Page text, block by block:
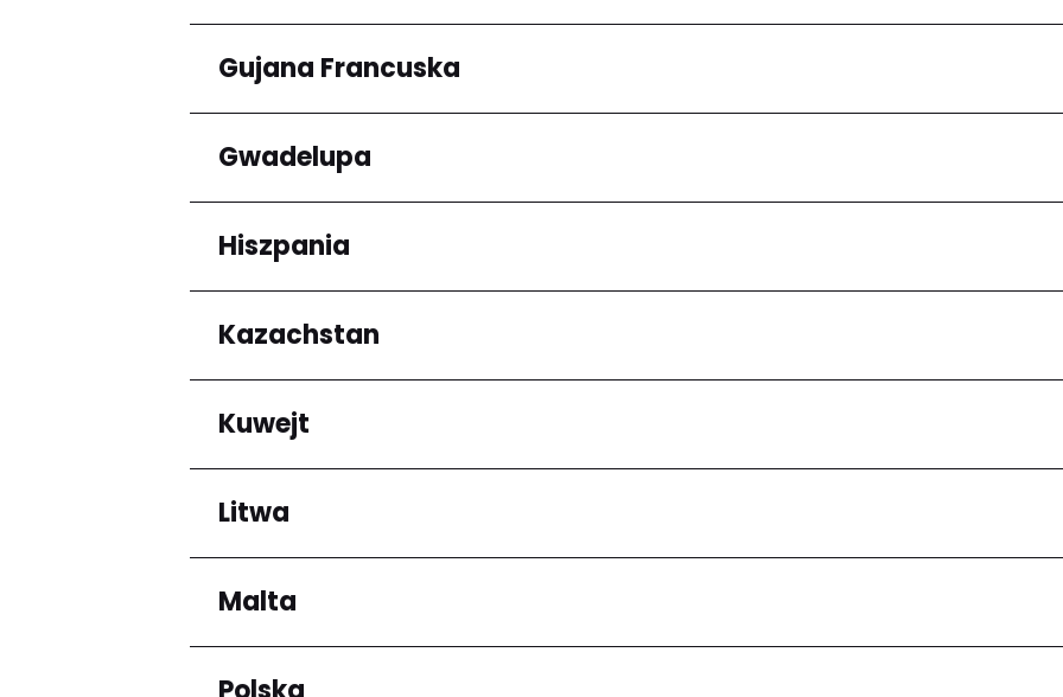
Kair
Regiony
Harju maakond
Tartu maakond
Gujana Francuska
Regiony
Arrondissement de Cayenne
Gwadelupa
Regiony
Grande-Terre
Hiszpania
Regiony
Andalucía
Kazachstan
Regiony
Almaty Region
Kuwejt
Regiony
Mubarak al-Kabir
Litwa
Regiony
Okręg kłajpedzki
Okręg mariampolski
Panevėžio apskritis
Malta
Regiony